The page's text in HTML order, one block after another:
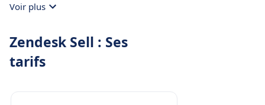
Voir plus
Zendesk Sell : Ses
tarifs